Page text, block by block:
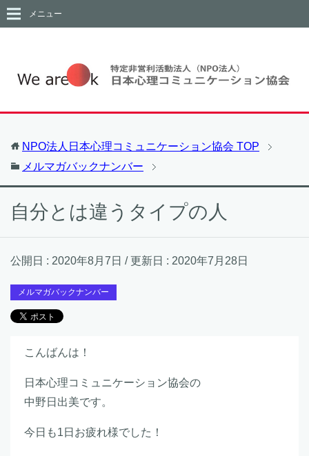
メニュー
NPO法人日本心理コミュニケーション協会 TOP
メルマガバックナンバー
自分とは違うタイプの人
公開日 : 2020年8月7日 / 更新日 : 2020年7月28日
メルマガバックナンバー
こんばんは！
日本心理コミュニケーション協会の
中野日出美です。
今日も1日お疲れ様でした！